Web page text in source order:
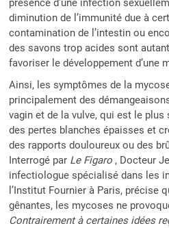
présence d’une infection
diminution de l’immunité due à
contamination de l’intestin ou
des savons trop acides sont
favoriser le développement d’une
Ainsi, les symptômes de la
principalement des
vagin et de la vulve, qui est le
des pertes blanches épaisses et
des rapports douloureux ou des
Interrogé par Le Figaro , Docteur
infectiologue spécialisé dans les
l’Institut Fournier à Paris, précise
gênantes, les mycoses ne
Contrairement à certaines idées